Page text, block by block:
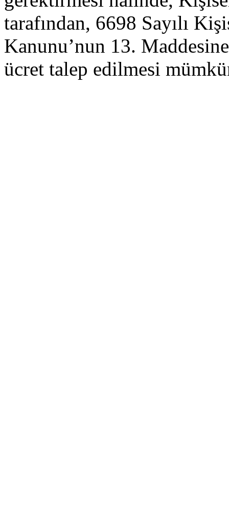
tarafından, 6698 Sayılı
Kanunu’nun 13.
ücret talep edilmesi